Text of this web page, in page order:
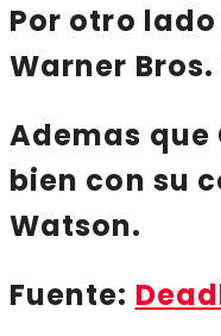
Por otro
Warner
Ademas que
bien con su
Watson.
Fuente: